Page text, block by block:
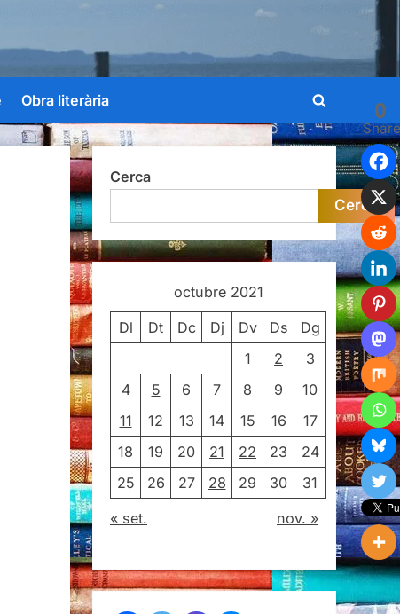
Obra literària
Toggle
search
form
0
Cerca
Cerca
octubre 2021
Dl Dt Dc Dj Dv Ds
Dg
1
2
3
4
5 6 7 8 9
10
11
12 13 14 15 16
17
18
19 20 21 22 23
24
25
26 27 28 29 30 31
« set. nov. »